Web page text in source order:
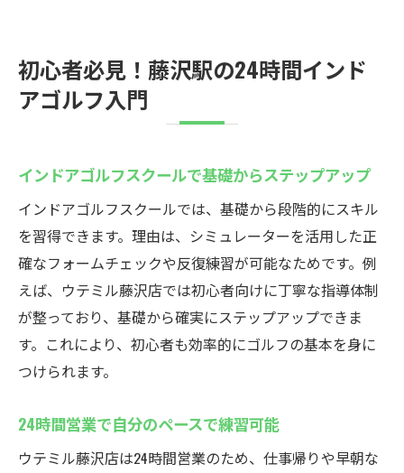
初心者必見！藤沢駅の24時間インド
アゴルフ入門
インドアゴルフスクールで基礎からステップアップ
インドアゴルフスクールでは、基礎から段階的にスキル
を習得できます。理由は、シミュレーターを活用した正
確なフォームチェックや反復練習が可能なためです。例
えば、ウテミル藤沢店では初心者向けに丁寧な指導体制
が整っており、基礎から確実にステップアップできま
す。これにより、初心者も効率的にゴルフの基本を身に
つけられます。
24時間営業で自分のペースで練習可能
ウテミル藤沢店は24時間営業のため、仕事帰りや早朝な